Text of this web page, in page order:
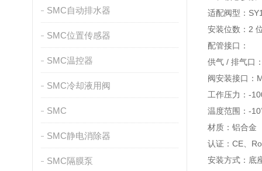
SMC自动排水器
SMC位置传感器
SMC温控器
SMC冷却液用阀
SMC
SMC静电消除器
SMC隔膜泵
适配阀型：
安装位数：2
配管接口：
供气 / 排气口
阀安装接口：
工作压力：-
温度范围：-
材质：铝合金
认证：CE、
安装方式：底